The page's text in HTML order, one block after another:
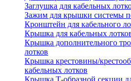
Заглушка для кабельных
Зажим для крышки системы
Кронштейн для кабельного
Крышка для кабельных
Крышка дополнительного
лотков
Крышка крестовины/
кабельных лотков
Крышка Т-образной секции